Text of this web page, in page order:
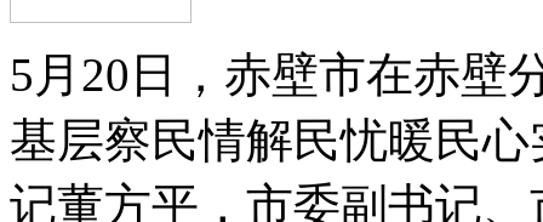
5月20日，赤壁市在赤壁
基层察民情解民忧暖民
记董方平，市委副书记